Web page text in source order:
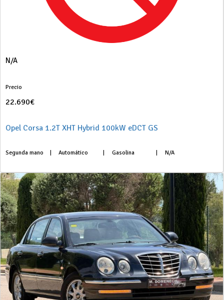
N/A
Precio
22.690€
Opel Corsa 1.2T XHT Hybrid 100kW eDCT GS
Segunda mano Automático Gasolina N/A